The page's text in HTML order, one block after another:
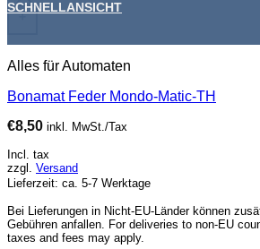
+
SCHNELLANSICHT
Alles für Automaten
Bonamat Feder Mondo-Matic-TH
€8,50 inkl. MwSt./Tax
Incl. tax
zzgl. Versand
Lieferzeit: ca. 5-7 Werktage
Bei Lieferungen in Nicht-EU-Länder können
Gebühren anfallen. For deliveries to non-EU
taxes and fees may apply.